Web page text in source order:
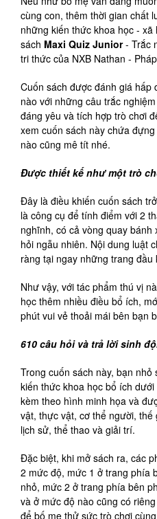
cùng con, thêm thời gian chất
những kiến thức khoa học -
sách Maxi Quiz Junior- Trắc
tri thức của NXB Nathan -
Cuốn sách được đánh giá hấp
nào với những câu trắc
đáng yêu và tích hợp trò chơi
xem cuốn sách này chứa
nào cũng mê tít nhé.
Được thiết kế như một trò
Đây là điều khiến cuốn sách
là công cụ để tính điểm với 2
nghĩnh, có cả vòng quay
hỏi ngẫu nhiên. Nội dung luật
ràng tại ngay những trang
Như vậy, với tác phẩm thú vị
học thêm nhiều điều bổ ích,
phút vui vẻ thoải mái bên bạn
610 câu hỏi và trả lời sinh
Trong cuốn sách này, bạn
kiến thức khoa học bổ ích
kèm theo hình minh họa và
vật, thực vật, cơ thể người, thế
lịch sử, thể thao và giải trí.
Đặc biệt, khi mở sách ra, các
2 mức độ, mức 1 ở trang phía
nhỏ, mức 2 ở trang phía bên
và ở mức độ nào cũng có
để bố mẹ thử sức trò chơi